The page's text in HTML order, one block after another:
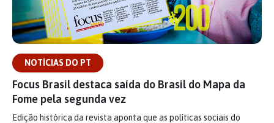
NOTÍCIAS DO PT
Focus Brasil destaca saída do Brasil do Mapa da
Fome pela segunda vez
Edição histórica da revista aponta que as políticas sociais do